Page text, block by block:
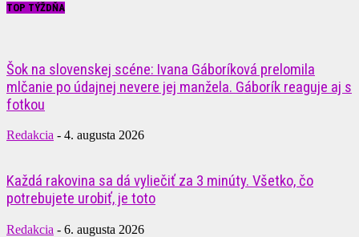
TOP TÝŽDŇA
Šok na slovenskej scéne: Ivana Gáboríková prelomila
mlčanie po údajnej nevere jej manžela. Gáborík reaguje aj s
fotkou
Redakcia - 4. augusta 2026
Každá rakovina sa dá vyliečiť za 3 minúty. Všetko, čo
potrebujete urobiť, je toto
Redakcia - 6. augusta 2026